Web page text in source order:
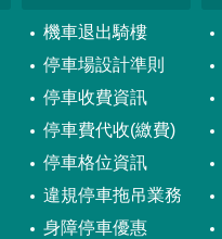
機車退出騎樓
停車場設計準則
停車收費資訊
停車費代收(繳費)
停車格位資訊
違規停車拖吊業務
身障停車優惠